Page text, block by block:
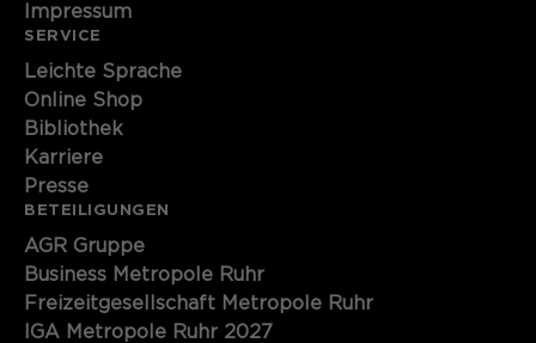
Impressum
SERVICE
Leichte Sprache
Online Shop
Bibliothek
Karriere
Presse
BETEILIGUNGEN
AGR Gruppe
Business Metropole Ruhr
Freizeitgesellschaft Metropole Ruhr
IGA Metropole Ruhr 2027